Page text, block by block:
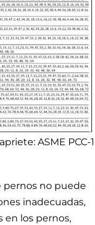
ASME PCC-1
pernos no puede
inadecuadas,
en los pernos,